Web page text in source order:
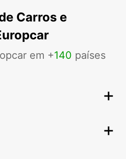
Carros e
em +140 países